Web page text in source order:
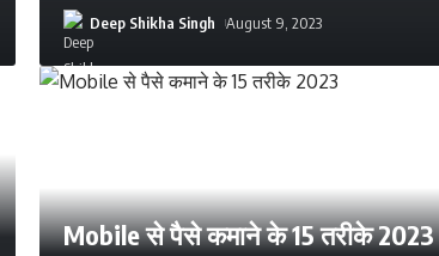
Deep Shikha Singh August 9, 2023
Mobile से पैसे कमाने के 15 तरीके 2023